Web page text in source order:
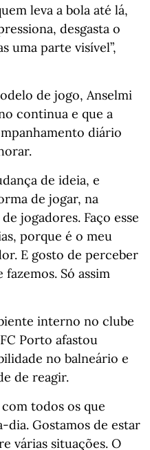
leva a bola até lá,
desgasta o
uma parte visível”,
de jogo, Anselmi
continua e que a
diário
de ideia, e
de jogar, na
jogadores. Faço esse
porque é o meu
E gosto de perceber
fazemos. Só assim
interno no clube
Porto afastou
no balneário e
de reagir.
todos os que
dia. Gostamos de estar
várias situações. O